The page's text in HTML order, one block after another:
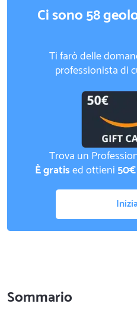
Ci sono 58
Ti farò delle
professionista di
Trova un
È gratised ottieni50€
Sommario